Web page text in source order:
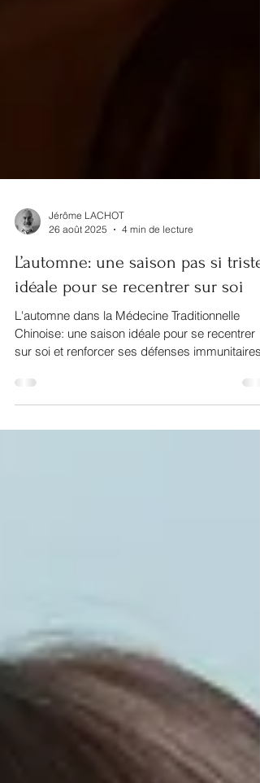
26 août 2025
4 min de lecture
L’automne: une saison pas si triste,
idéale pour se recentrer sur soi
L'automne dans la Médecine Traditionnelle
sur soi et renforcer ses défenses immunitaires.